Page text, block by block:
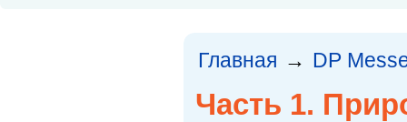
Главная → DP
Часть 1.